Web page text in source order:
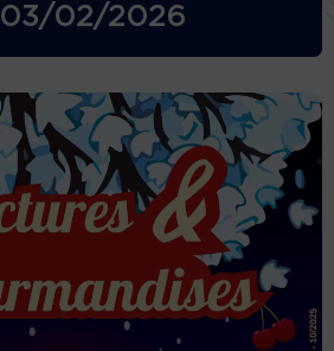
03/02/2026